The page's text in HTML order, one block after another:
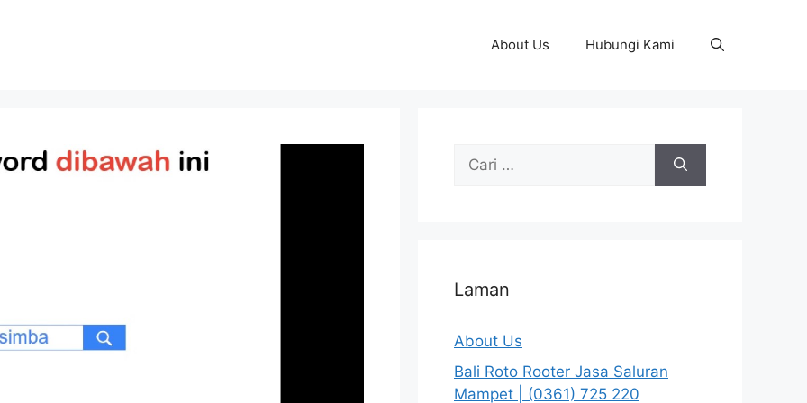
About Us Hubungi Kami
Cari
Laman
About Us
Bali Roto Rooter Jasa Saluran
Mampet | (0361) 725 220